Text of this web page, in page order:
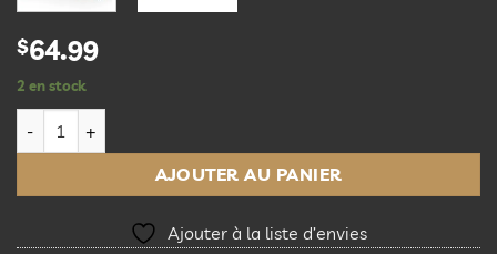
$64.99
2 en stock
AJOUTER AU PANIER
Ajouter à la liste d’envies